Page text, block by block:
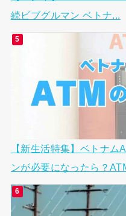
続ビブグルマン ベトナ...
【新生活特集】ベトナ
ンが必要になったら？